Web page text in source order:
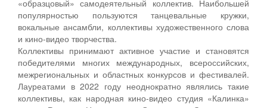
«образцовый» самодеятельный коллектив. Наибольшей
популярностью пользуются танцевальные кружки,
вокальные ансамбли, коллективы художественного слова
и кино-видео творчества.
Коллективы принимают активное участие и становятся
победителями многих международных, всероссийских,
межрегиональных и областных конкурсов и фестивалей.
Лауреатами в 2022 году неоднократно являлись такие
коллективы, как народная кино-видео студия «Калинка»